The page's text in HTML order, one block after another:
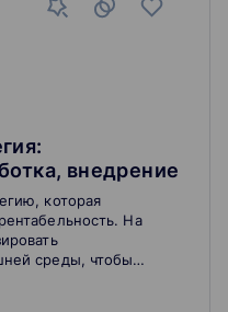
внедрение
которая
На
среды, чтобы
решения в